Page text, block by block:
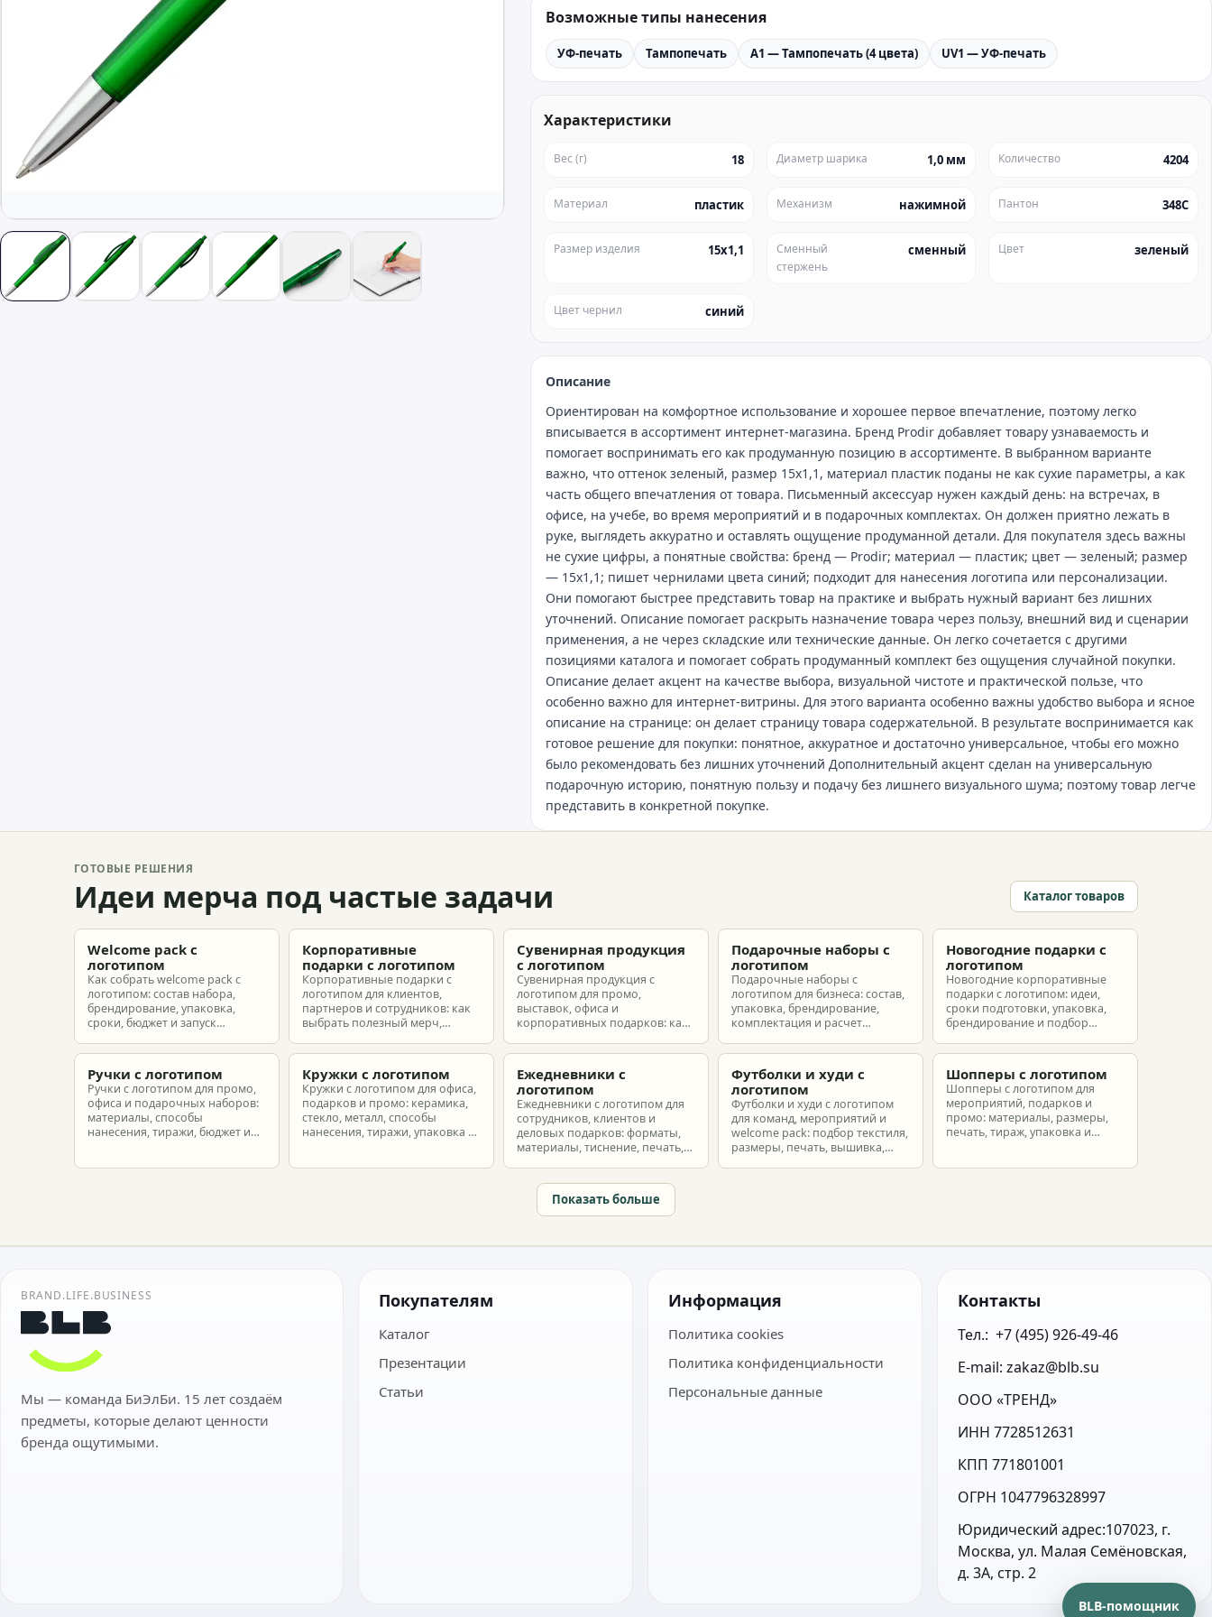
Возможные типы нанесения
УФ-печать Тампопечать A1 — Тампопечать (4 цвета) UV1 — УФ-печать
Характеристики
Вес (г) 18 Диаметр шарика 1,0 мм Количество 4204
Материал пластик Механизм нажимной Пантон 348C
Размер изделия 15х1,1
Сменный
стержень
сменный Цвет зеленый
Цвет чернил синий
Описание
Ориентирован на комфортное использование и хорошее первое впечатление, поэтому легко
вписывается в ассортимент интернет‑магазина. Бренд Prodir добавляет товару узнаваемость и
помогает воспринимать его как продуманную позицию в ассортименте. В выбранном варианте
важно, что оттенок зеленый, размер 15х1,1, материал пластик поданы не как сухие параметры, а как
часть общего впечатления от товара. Письменный аксессуар нужен каждый день: на встречах, в
офисе, на учебе, во время мероприятий и в подарочных комплектах. Он должен приятно лежать в
руке, выглядеть аккуратно и оставлять ощущение продуманной детали. Для покупателя здесь важны
не сухие цифры, а понятные свойства: бренд — Prodir; материал — пластик; цвет — зеленый; размер
— 15х1,1; пишет чернилами цвета синий; подходит для нанесения логотипа или персонализации.
Они помогают быстрее представить товар на практике и выбрать нужный вариант без лишних
уточнений. Описание помогает раскрыть назначение товара через пользу, внешний вид и сценарии
применения, а не через складские или технические данные. Он легко сочетается с другими
позициями каталога и помогает собрать продуманный комплект без ощущения случайной покупки.
Описание делает акцент на качестве выбора, визуальной чистоте и практической пользе, что
особенно важно для интернет‑витрины. Для этого варианта особенно важны удобство выбора и ясное
описание на странице: он делает страницу товара содержательной. В результате воспринимается как
готовое решение для покупки: понятное, аккуратное и достаточно универсальное, чтобы его можно
было рекомендовать без лишних уточнений Дополнительный акцент сделан на универсальную
подарочную историю, понятную пользу и подачу без лишнего визуального шума; поэтому товар легче
представить в конкретной покупке.
ГОТОВЫЕ РЕШЕНИЯ
Идеи мерча под частые задачи Каталог товаров
Welcome pack с
логотипом
Как собрать welcome pack с
логотипом: состав набора,
брендирование, упаковка,
сроки, бюджет и запуск
новых сотрудников.
Корпоративные
подарки с логотипом
Корпоративные подарки с
логотипом для клиентов,
партнеров и сотрудников: как
выбрать полезный мерч,
подготовить заказ без лишнего
Сувенирная продукция
с логотипом
Сувенирная продукция с
логотипом для промо,
выставок, офиса и
корпоративных подарков: как
макет и избежать лишних
Подарочные наборы с
логотипом
Подарочные наборы с
логотипом для бизнеса: состав,
упаковка, брендирование,
комплектация и расчет
разные бюджеты.
Новогодние подарки с
логотипом
Новогодние корпоративные
подарки с логотипом: идеи,
сроки подготовки, упаковка,
брендирование и подбор
партнеров и сотрудников.
Ручки с логотипом
Ручки с логотипом для промо,
офиса и подарочных наборов:
материалы, способы
нанесения, тиражи, бюджет и
Кружки с логотипом
Кружки с логотипом для офиса,
подарков и промо: керамика,
стекло, металл, способы
нанесения, тиражи, упаковка и
Ежедневники с
логотипом
Ежедневники с логотипом для
сотрудников, клиентов и
деловых подарков: форматы,
материалы, тиснение, печать,
Футболки и худи с
логотипом
Футболки и худи с логотипом
для команд, мероприятий и
welcome pack: подбор текстиля,
размеры, печать, вышивка,
Шопперы с логотипом
Шопперы с логотипом для
мероприятий, подарков и
промо: материалы, размеры,
печать, тираж, упаковка и
Показать больше
BRAND.LIFE.BUSINESS
Мы — команда БиЭлБи. 15 лет создаём
предметы, которые делают ценности
бренда ощутимыми.
Покупателям
Каталог
Презентации
Статьи
Информация
Политика cookies
Политика конфиденциальности
Персональные данные
Контакты
Тел.:  +7 (495) 926-49-46
E-mail: zakaz@blb.su
ООО «ТРЕНД»
ИНН 7728512631
КПП 771801001
ОГРН 1047796328997
Юридический адрес:107023, г.
Москва, ул. Малая Семёновская,
д. 3А, стр. 2
BLB-помощник